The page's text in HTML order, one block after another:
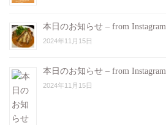
本日のお知らせ – from Instagram
2024年11月15日
本日のお知らせ – from Instagram
2024年11月15日